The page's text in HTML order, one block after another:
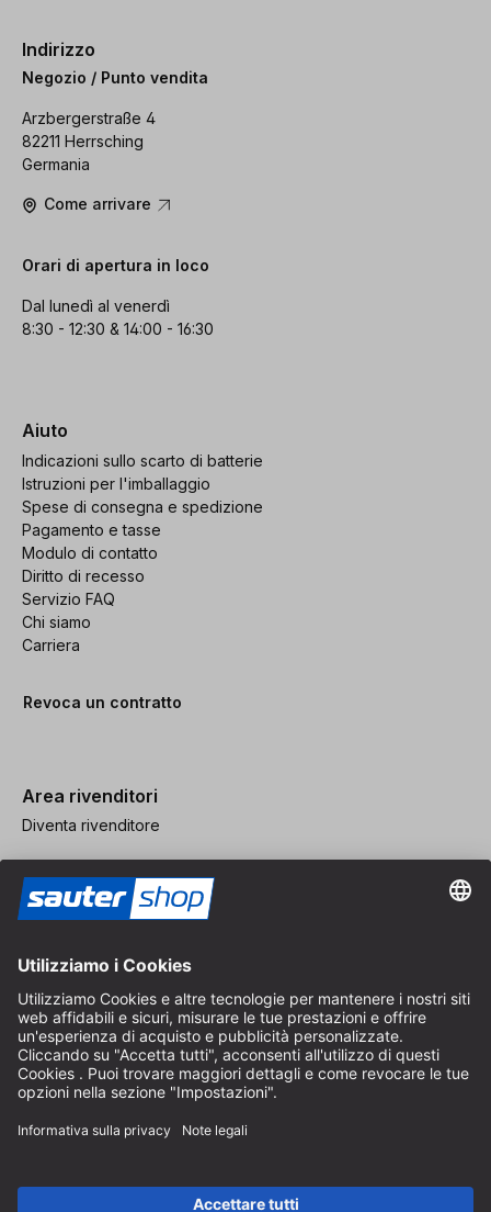
Indirizzo
Negozio / Punto vendita
Arzbergerstraße 4
82211 Herrsching
Germania
Come arrivare
Orari di apertura in loco
Dal lunedì al venerdì
8:30 - 12:30 & 14:00 - 16:30
Aiuto
Indicazioni sullo scarto di batterie
Istruzioni per l'imballaggio
Spese di consegna e spedizione
Pagamento e tasse
Modulo di contatto
Diritto di recesso
Servizio FAQ
Chi siamo
Carriera
Revoca un contratto
Area rivenditori
Diventa rivenditore
CGV
Protezione dei Dati
Impostazioni dei Cookie
della Germania per pacchi di dimensioni standard, esclusi articoli